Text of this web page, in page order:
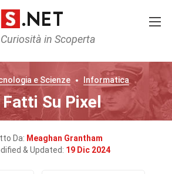
in Scoperta
e Scienze Informatica
Su Pixel
Da: Meaghan Grantham
& Updated: 19 Dic 2024